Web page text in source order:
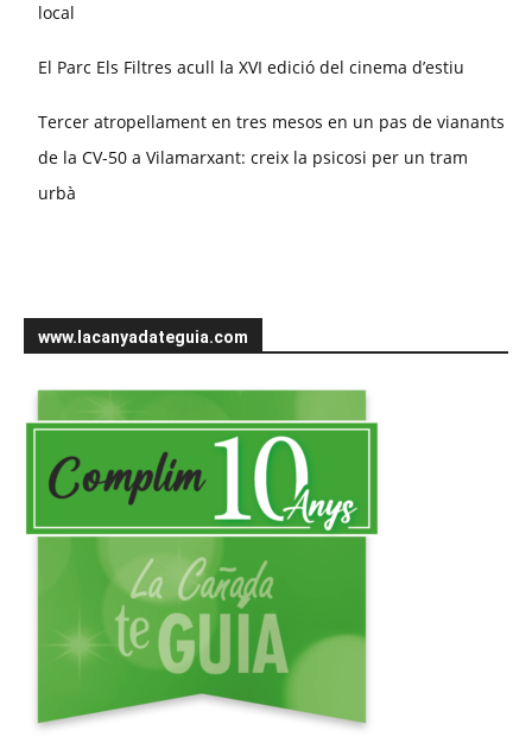
local
El Parc Els Filtres acull la XVI edició del cinema d’estiu
Tercer atropellament en tres mesos en un pas de vianants
de la CV-50 a Vilamarxant: creix la psicosi per un tram
urbà
www.lacanyadateguia.com